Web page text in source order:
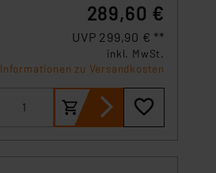
289,60 €
UVP 299,90 € **
inkl. MwSt.
Informationen zu Versandkosten